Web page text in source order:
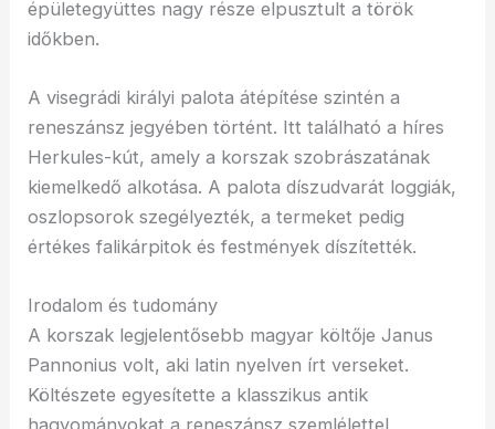
épületegyüttes nagy része elpusztult a török
időkben.
A visegrádi királyi palota átépítése szintén a
reneszánsz jegyében történt. Itt található a híres
Herkules-kút, amely a korszak szobrászatának
kiemelkedő alkotása. A palota díszudvarát loggiák,
oszlopsorok szegélyezték, a termeket pedig
értékes falikárpitok és festmények díszítették.
Irodalom és tudomány
A korszak legjelentősebb magyar költője Janus
Pannonius volt, aki latin nyelven írt verseket.
Költészete egyesítette a klasszikus antik